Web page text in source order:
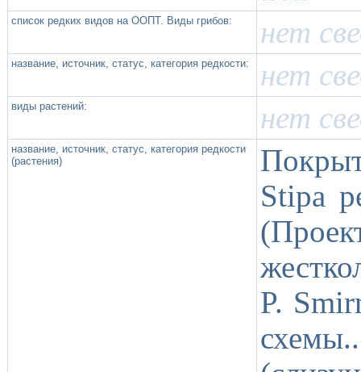
список редких видов на ООПТ. Виды грибов: нет
название, источник, статус, категория редкости: нет
виды растений: нет
название, источник, статус, категория редкости
(растения)
Stipa
P.